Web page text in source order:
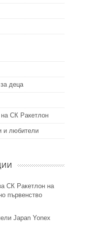
деца
СК Ракетлон
и любители
СК Ракетлон на
първенство
Japan Yonex